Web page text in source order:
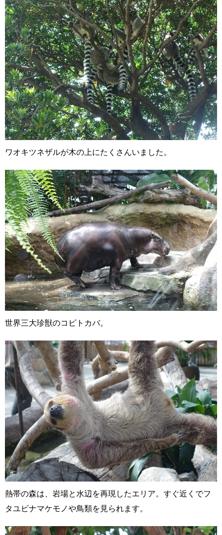
ワオキツネザルが木の上にたくさんいました。
世界三大珍獣のコビトカバ。
熱帯の森は、岩場と水辺を再現したエリア。すぐ近くでフ
タユビナマケモノや鳥類を見られます。